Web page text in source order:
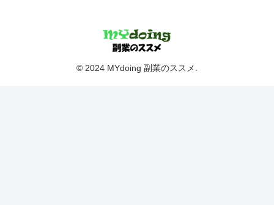
© 2024 MYdoing 副業のススメ.